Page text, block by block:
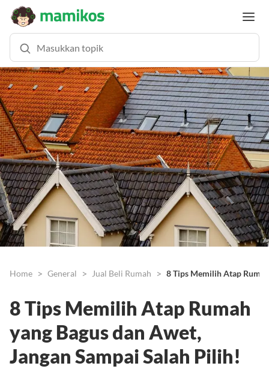
Home General Jual Beli Rumah 8 Tips Memilih Atap
8 Tips Memilih Atap Rumah
yang Bagus dan Awet,
Jangan Sampai Salah Pilih!